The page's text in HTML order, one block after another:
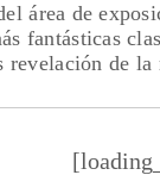
área de
fantásticas
revelación de la